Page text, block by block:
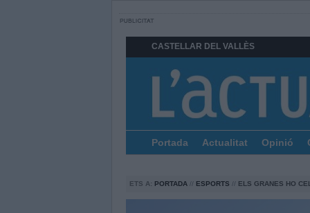
CASTELLAR DEL VALLÈS
Portada Actualitat Opinió
ETS A: PORTADA // ESPORTS // ELS GRANES HO